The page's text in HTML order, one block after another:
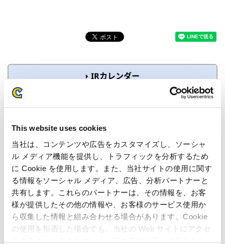
This website uses cookies
当社は、コンテンツや広告をカスタマイズし、ソーシャ
ル メディア機能を提供し、トラフィックを分析するため
に Cookie を使用します。また、当社サイトの使用に関す
る情報をソーシャル メディア、広告、分析パートナーと
共有します。これらのパートナーは、その情報を、お客
様が提供したその他の情報や、お客様のサービス使用か
ら収集した情報と組み合わせる場合があります。Cookie
の使用を拒否した場合でも、当社の Web サイトにアクセ
スすることはできますが、一部の機能が正しく動作しな
IRカレンダー
2026年07月28日
2026年07月01日〜2026年07月27日
沈黙期間
2026年06月19日
配当金支払い開始日